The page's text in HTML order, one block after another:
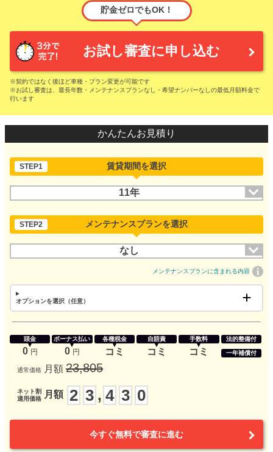
貯金ゼロでもOK！
お試し審査に申し込む
※契約ではなく後ほど車種・プラン変更が可能です
※お試し審査は、最長年数・メンテナンスプランなし・希望ナンバーなしの最低月額料金で
行います
かんたんお見積り
STEP1 賃貸期間を選択
11年
STEP2 メンテナンスプランを選択
なし
メンテナンスプランに含まれる内容
オプションを選択（任意）
頭金
0 円
ボーナス払い
0 円
各種税金
コミ
自賠責
コミ
手数料
コミ
法的整備付
一年補償付
通常価格 月額 23,805
ネット割
適用価格
月額 2 3 , 4 3 0
今すぐ無料で審査に進む